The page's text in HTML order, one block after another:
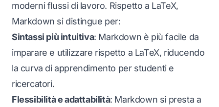
moderni flussi di lavoro. Rispetto a LaTeX,
Markdown si distingue per:
Sintassi più intuitiva: Markdown è più facile da
imparare e utilizzare rispetto a LaTeX, riducendo
la curva di apprendimento per studenti e
ricercatori.
Flessibilità e adattabilità: Markdown si presta a